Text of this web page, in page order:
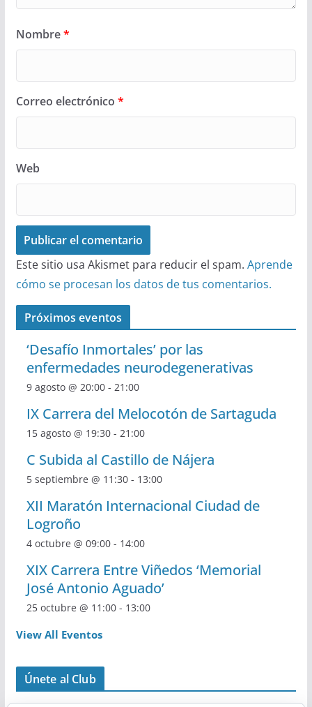
Nombre*
Correo electrónico *
Web
Este sitio usa Akismet para reducir el spam. Aprende
cómo se procesan los datos de tus comentarios.
Próximos eventos
‘Desafío Inmortales’ por las
enfermedades neurodegenerativas
9 agosto @ 20:00- 21:00
IX Carrera del Melocotón de Sartaguda
15 agosto @ 19:30- 21:00
C Subida al Castillo de Nájera
5 septiembre @ 11:30- 13:00
XII Maratón Internacional Ciudad de
Logroño
4 octubre @ 09:00- 14:00
XIX Carrera Entre Viñedos ‘Memorial
José Antonio Aguado’
25 octubre @ 11:00- 13:00
View All Eventos
Únete al Club